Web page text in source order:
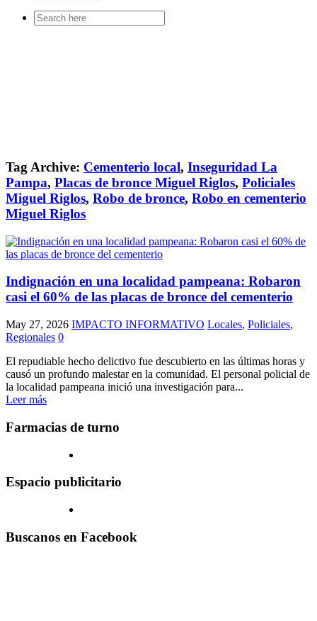
Search
for:
Tag Archive: Cementerio local, Inseguridad La
Pampa, Placas de bronce Miguel Riglos, Policiales
Miguel Riglos, Robo de bronce, Robo en cementerio
Miguel Riglos
Indignación en una localidad pampeana: Robaron
casi el 60% de las placas de bronce del cementerio
May 27, 2026 IMPACTO INFORMATIVO Locales, Policiales,
Regionales 0
El repudiable hecho delictivo fue descubierto en las últimas horas y
causó un profundo malestar en la comunidad. El personal policial de
la localidad pampeana inició una investigación para...
Leer más
Farmacias de turno
Espacio publicitario
Buscanos en Facebook